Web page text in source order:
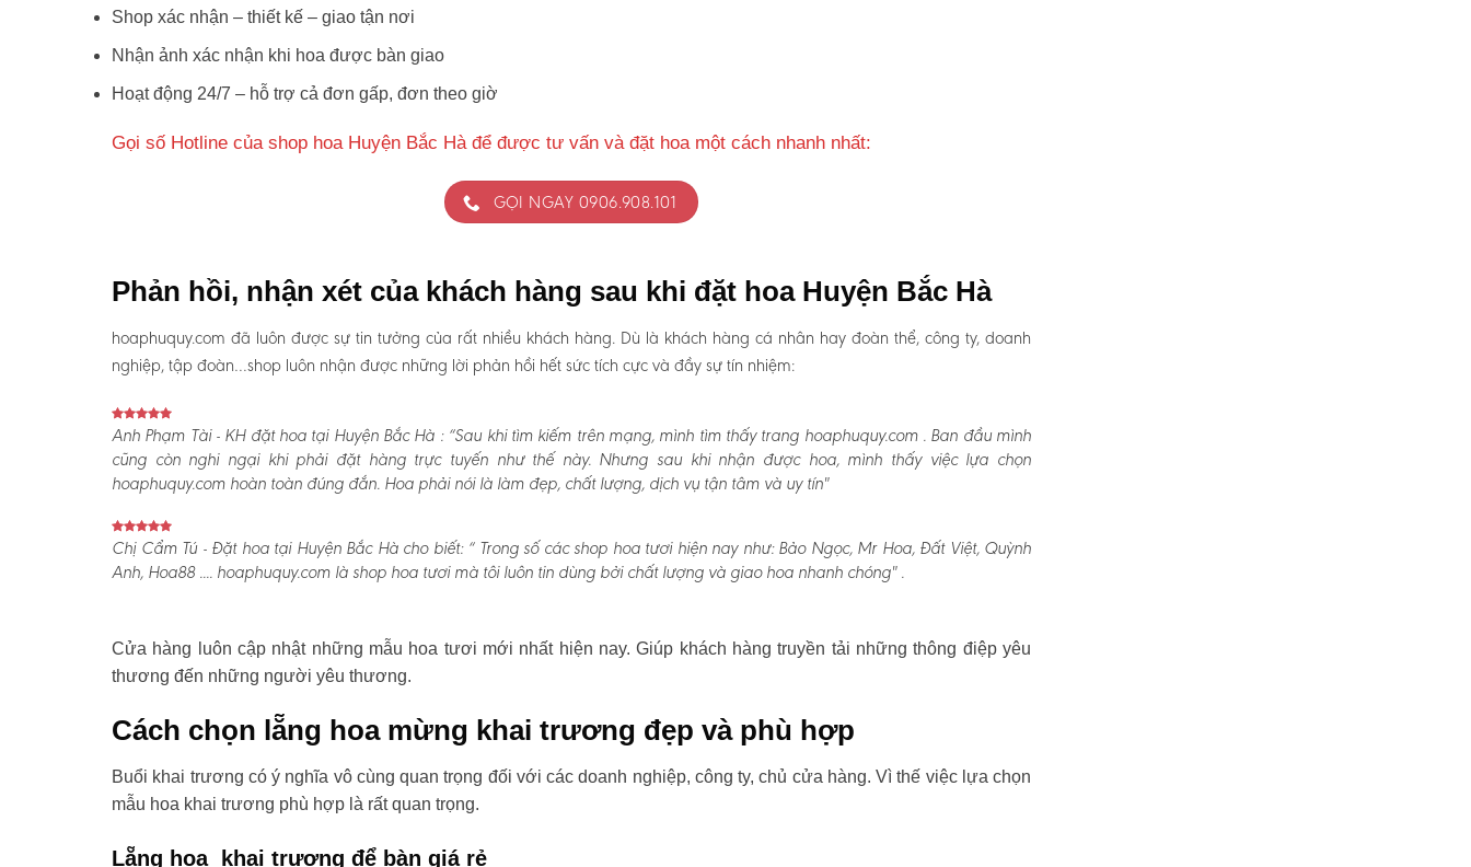
Shop xác nhận – thiết kế – giao tận nơi
Nhận ảnh xác nhận khi hoa được bàn giao
Hoạt động 24/7 – hỗ trợ cả đơn gấp, đơn theo giờ
Gọi số Hotline của shop hoa Huyện Bắc Hà để được tư vấn và đặt hoa một cách nhanh nhất:
GỌI NGAY 0906.908.101
Phản hồi, nhận xét của khách hàng sau khi đặt hoa Huyện Bắc Hà
hoaphuquy.com đã luôn được sự tin tưởng của rất nhiều khách hàng. Dù là khách hàng cá nhân hay đoàn thể, công ty, doanh
nghiệp, tập đoàn…shop luôn nhận được những lời phản hồi hết sức tích cực và đầy sự tín nhiệm:
Anh Phạm Tài - KH đặt hoa tại Huyện Bắc Hà :“Sau khi tìm kiếm trên mạng, mình tìm thấy trang hoaphuquy.com . Ban đầu mình
cũng còn nghi ngại khi phải đặt hàng trực tuyến như thế này. Nhưng sau khi nhận được hoa, mình thấy việc lựa chọn
hoaphuquy.com hoàn toàn đúng đắn. Hoa phải nói là làm đẹp, chất lượng, dịch vụ tận tâm và uy tín"
Chị Cẩm Tú - Đặt hoa tại Huyện Bắc Hà cho biết:“ Trong số các shop hoa tươi hiện nay như: Bảo Ngọc, Mr Hoa, Đất Việt, Quỳnh
Anh, Hoa88 .... hoaphuquy.com là shop hoa tươi mà tôi luôn tin dùng bởi chất lượng và giao hoa nhanh chóng" .
Cửa hàng luôn cập nhật những mẫu hoa tươi mới nhất hiện nay. Giúp khách hàng truyền tải những thông điệp yêu
thương đến những người yêu thương.
Cách chọn lẵng hoa mừng khai trương đẹp và phù hợp
Buổi khai trương có ý nghĩa vô cùng quan trọng đối với các doanh nghiệp, công ty, chủ cửa hàng. Vì thế việc lựa chọn
mẫu hoa khai trương phù hợp là rất quan trọng.
Lẵng hoa khai trương để bàn giá rẻ